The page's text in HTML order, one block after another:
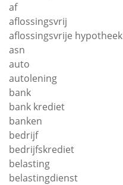
af
aflossingsvrij
aflossingsvrije hypotheek
asn
auto
autolening
bank
bank krediet
banken
bedrijf
bedrijfskrediet
belasting
belastingdienst